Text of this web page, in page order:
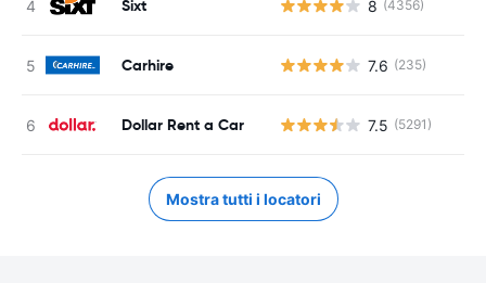
Sixt 8 (4356)
Carhire 7.6 (235)
Dollar Rent a Car 7.5 (5291)
Mostra tutti i locatori